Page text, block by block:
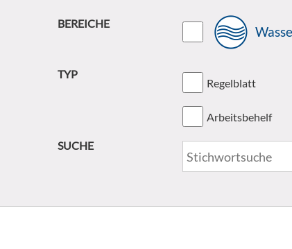
BEREICHE
TYP
Regelblatt
Arbeitsbehelf
SUCHE